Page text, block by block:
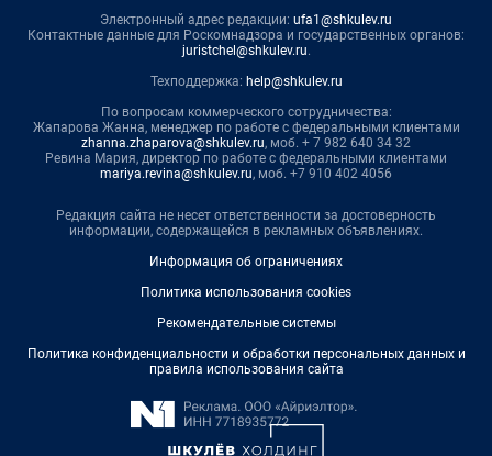
Электронный адрес редакции: ufa1@shkulev.ru
Контактные данные для Роскомнадзора и государственных органов:
juristchel@shkulev.ru.
Техподдержка: help@shkulev.ru
По вопросам коммерческого сотрудничества:
Жапарова Жанна, менеджер по работе с федеральными клиентами
zhanna.zhaparova@shkulev.ru, моб. + 7 982 640 34 32
Ревина Мария, директор по работе с федеральными клиентами
mariya.revina@shkulev.ru, моб. +7 910 402 4056
Редакция сайта не несет ответственности за достоверность
информации, содержащейся в рекламных объявлениях.
Информация об ограничениях
Политика использования cookies
Рекомендательные системы
Политика конфиденциальности и обработки персональных данных и
правила использования сайта